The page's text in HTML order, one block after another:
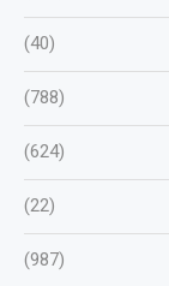
(40)
(788)
(624)
(22)
(987)